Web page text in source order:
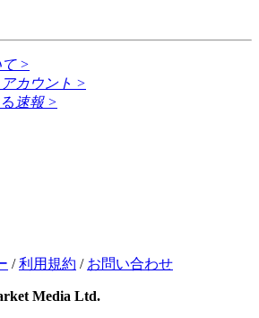
て >
カウント >
速報 >
/利用規約 / お問い合わせ
Media Ltd.